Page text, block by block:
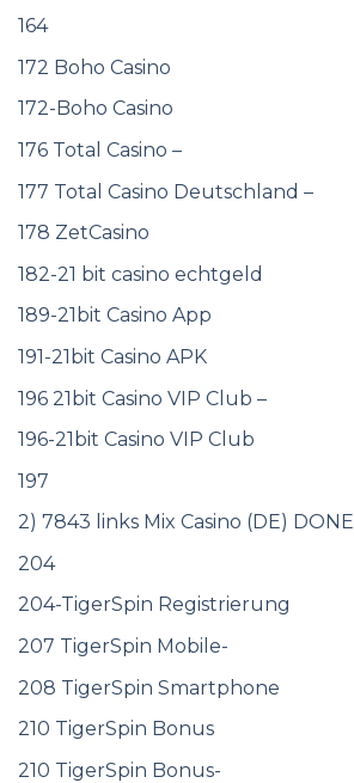
164
172 Boho Casino
172-Boho Casino
176 Total Casino –
177 Total Casino Deutschland –
178 ZetCasino
182-21 bit casino echtgeld
189-21bit Casino App
191-21bit Casino APK
196 21bit Casino VIP Club –
196-21bit Casino VIP Club
197
2) 7843 links Mix Casino (DE) DONE
204
204-TigerSpin Registrierung
207 TigerSpin Mobile-
208 TigerSpin Smartphone
210 TigerSpin Bonus
210 TigerSpin Bonus-